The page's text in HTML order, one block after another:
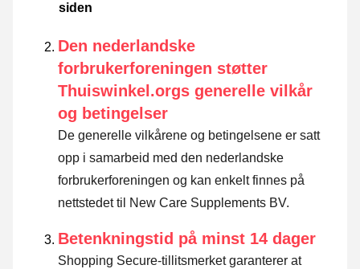
siden
Den nederlandske
forbrukerforeningen støtter
Thuiswinkel.orgs generelle vilkår
og betingelser
De generelle vilkårene og betingelsene er satt
opp i samarbeid med den nederlandske
forbrukerforeningen og kan enkelt finnes på
nettstedet til New Care Supplements BV.
Betenkningstid på minst 14 dager
Shopping Secure-tillitsmerket garanterer at